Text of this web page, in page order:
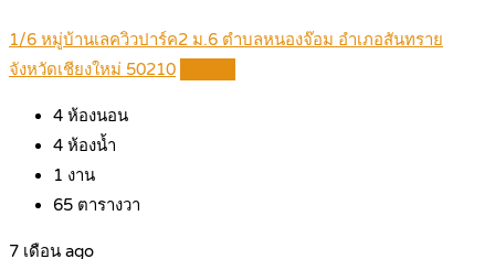
1/6 หมู่บ้านเลควิวปาร์ค2 ม.6 ตำบลหนองจ๊อม อำเภอสันทราย
จังหวัดเชียงใหม่ 50210
4 ห้องนอน
4 ห้องน้ำ
1 งาน
65 ตารางวา
7 เดือน ago